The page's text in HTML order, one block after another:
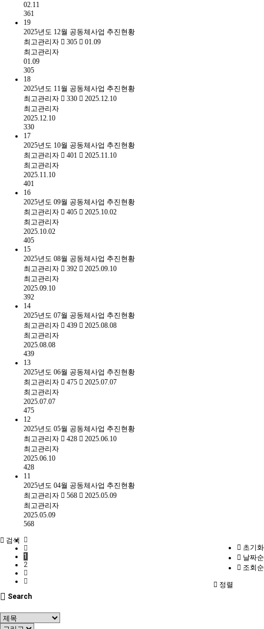
02.11
361
19
2025년도 12월 공동체사업 추진현황
최고관리자
305
01.09
최고관리자
01.09
305
18
2025년도 11월 공동체사업 추진현황
최고관리자
330
2025.12.10
최고관리자
2025.12.10
330
17
2025년도 10월 공동체사업 추진현황
최고관리자
401
2025.11.10
최고관리자
2025.11.10
401
16
2025년도 09월 공동체사업 추진현황
최고관리자
405
2025.10.02
최고관리자
2025.10.02
405
15
2025년도 08월 공동체사업 추진현황
최고관리자
392
2025.09.10
최고관리자
2025.09.10
392
14
2025년도 07월 공동체사업 추진현황
최고관리자
439
2025.08.08
최고관리자
2025.08.08
439
13
2025년도 06월 공동체사업 추진현황
최고관리자
475
2025.07.07
최고관리자
2025.07.07
475
12
2025년도 05월 공동체사업 추진현황
최고관리자
428
2025.06.10
최고관리자
2025.06.10
428
11
2025년도 04월 공동체사업 추진현황
최고관리자
568
2025.05.09
최고관리자
2025.05.09
568
초기화
날짜순
조회순
정렬
검색
1
2
Search